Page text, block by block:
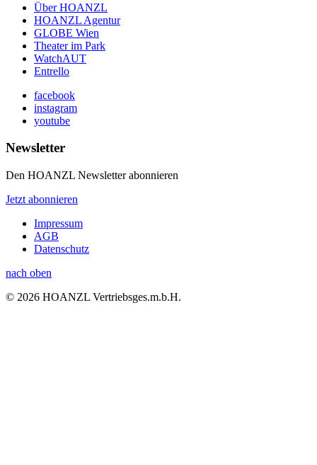
Über HOANZL
HOANZL Agentur
GLOBE Wien
Theater im Park
WatchAUT
Entrello
facebook
instagram
youtube
Newsletter
Den HOANZL Newsletter abonnieren
Jetzt abonnieren
Impressum
AGB
Datenschutz
nach oben
© 2026 HOANZL Vertriebsges.m.b.H.